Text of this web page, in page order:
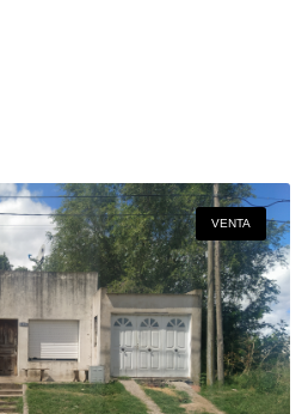
VENTA